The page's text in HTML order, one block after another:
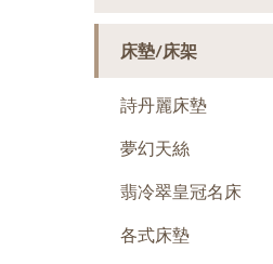
床墊/床架
詩丹麗床墊
夢幻天絲
翡冷翠皇冠名床
各式床墊